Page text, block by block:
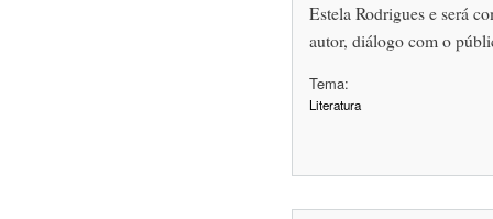
Estela Rodrigues e será
autor, diálogo com o
Tema:
Literatura